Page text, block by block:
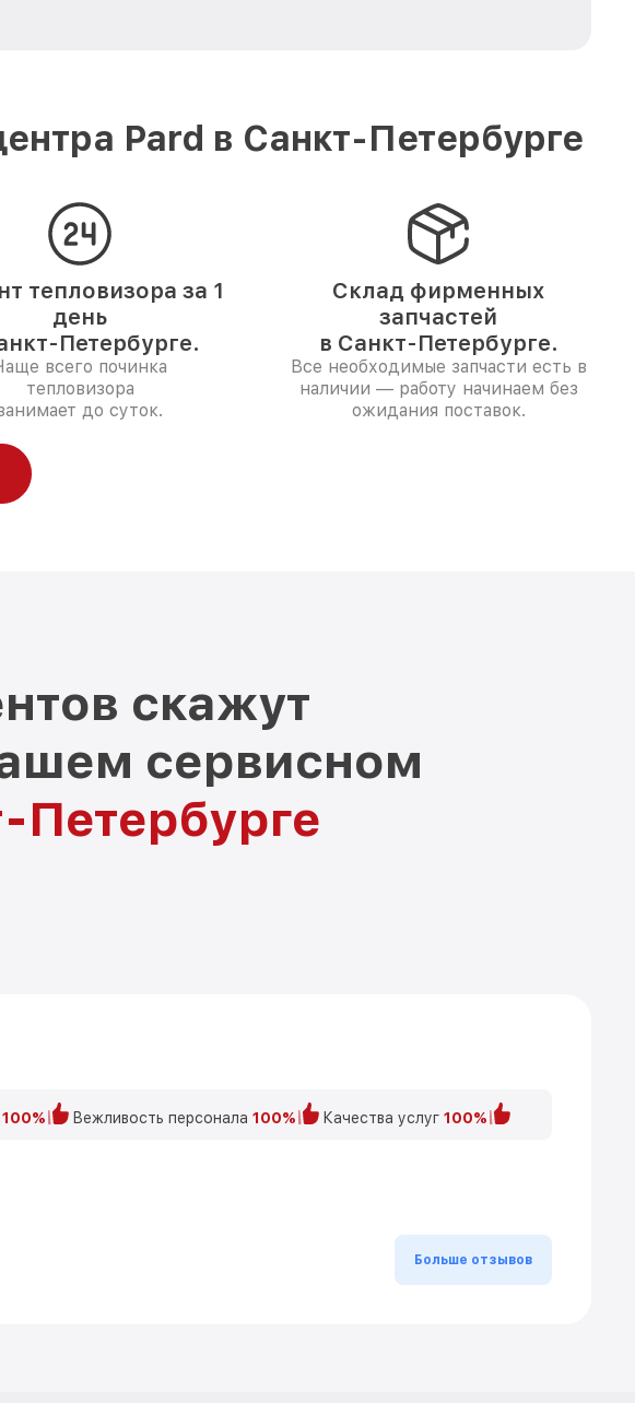
Pard в Санкт-Петербурге
тепловизора за 1
день
Петербурге.
всего починка
тепловизора
до суток.
Склад фирменных
запчастей
в Санкт-Петербурге.
Все необходимые запчасти есть в
наличии — работу начинаем без
ожидания поставок.
скажут
сервисном
Петербурге
100% Вежливость персонала 100% Качества услуг 100%
Больше отзывов